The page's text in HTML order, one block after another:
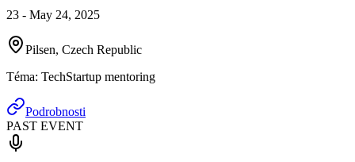
23 - May 24, 2025
Pilsen, Czech Republic
Téma: TechStartup mentoring
Podrobnosti
PAST EVENT